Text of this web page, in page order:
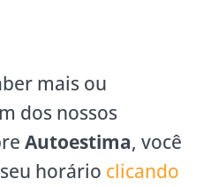
mais ou
dos nossos
Autoestima, você
horário clicando